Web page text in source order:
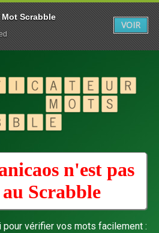
n'est pas
Scrabble
pour vérifier vos mots facilement :
Scrabble
VOIR